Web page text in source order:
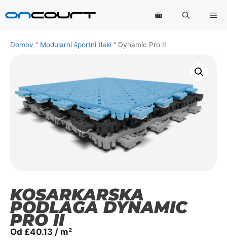
na
Domov " Modularni športni tlaki " Dynamic Pro II
KOŠARKARSKA
PODLAGA DYNAMIC
PRO II
Od £40.13 / m²